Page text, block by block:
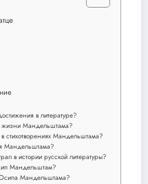
в литературе?
жизни Мандельштама?
стихотворениях Мандельштама?
Мандельштама?
в истории русской литературы?
Мандельштам?
Мандельштама?